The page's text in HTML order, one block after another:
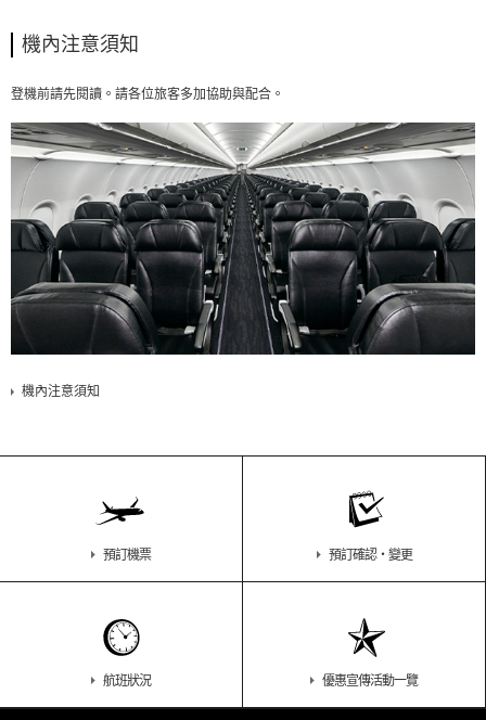
機內注意須知
登機前請先閱讀。請各位旅客多加協助與配合。
機內注意須知
預訂機票 預訂確認・變更
航班狀況 優惠宣傳活動一覽